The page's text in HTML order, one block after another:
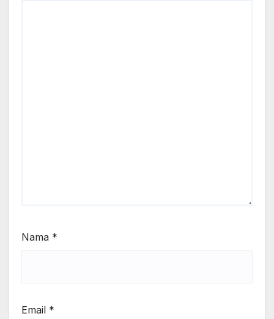
Nama *
Email *